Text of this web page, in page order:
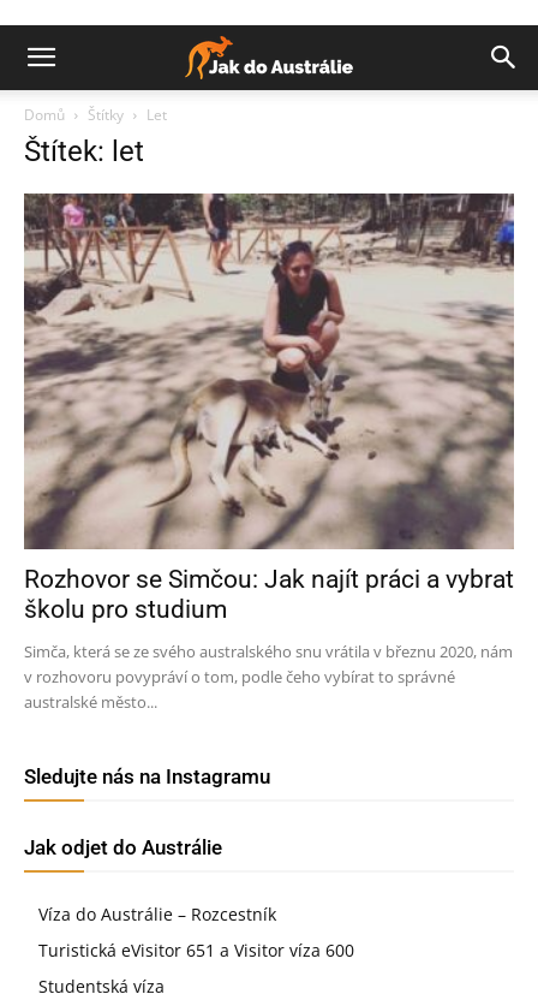
Domů Štítky Let
Štítek: let
Rozhovor se Simčou: Jak najít práci a vybrat
školu pro studium
Simča, která se ze svého australského snu vrátila v březnu 2020, nám
v rozhovoru povypráví o tom, podle čeho vybírat to správné
australské město...
Sledujte nás na Instagramu
Jak odjet do Austrálie
Víza do Austrálie – Rozcestník
Turistická eVisitor 651 a Visitor víza 600
Studentská víza